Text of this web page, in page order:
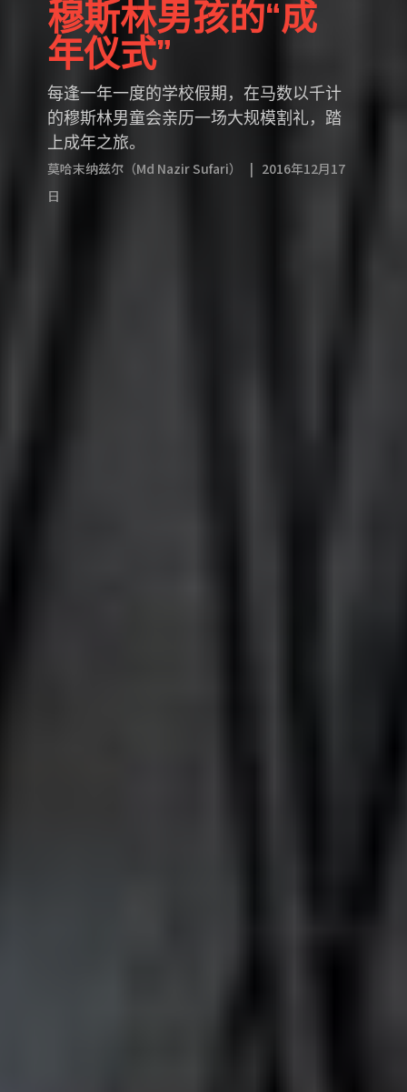
穆斯林男孩的“成
年仪式”
每逢一年一度的学校假期，在马数以千计
的穆斯林男童会亲历一场大规模割礼，踏
上成年之旅。
莫哈末纳兹尔（Md Nazir Sufari） | 2016年12月17
日